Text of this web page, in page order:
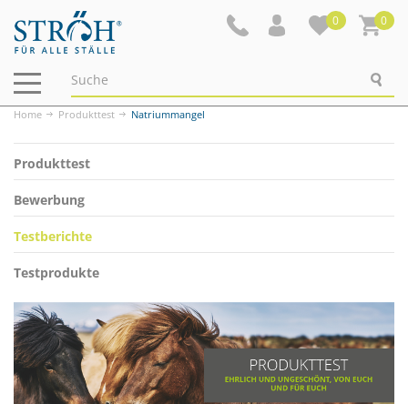
0 0
Navigation
ein-/ausblenden
Home Produkttest Natriummangel
Produkttest
Bewerbung
Testberichte
Testprodukte